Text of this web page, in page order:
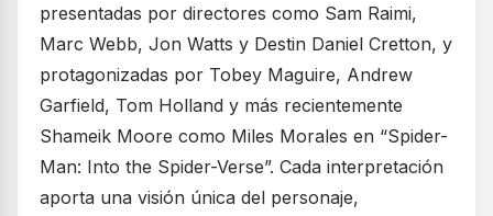
presentadas por directores como Sam Raimi,
Marc Webb, Jon Watts y Destin Daniel Cretton, y
protagonizadas por Tobey Maguire, Andrew
Garfield, Tom Holland y más recientemente
Shameik Moore como Miles Morales en “Spider-
Man: Into the Spider-Verse”. Cada interpretación
aporta una visión única del personaje,